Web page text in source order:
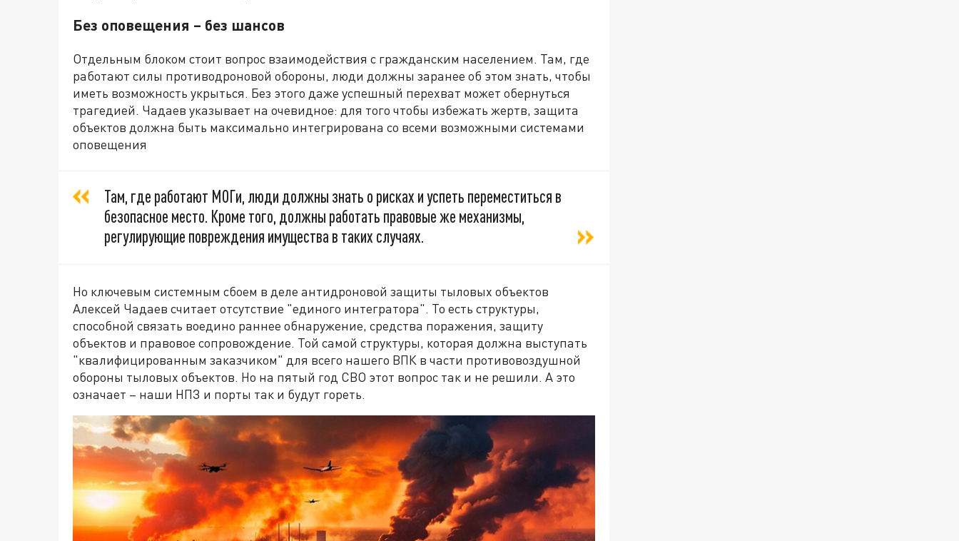
Без оповещения – без шансов
Отдельным блоком стоит вопрос взаимодействия с гражданским населением. Там, где
работают силы противодроновой обороны, люди должны заранее об этом знать, чтобы
иметь возможность укрыться. Без этого даже успешный перехват может обернуться
трагедией. Чадаев указывает на очевидное: для того чтобы избежать жертв, защита
объектов должна быть максимально интегрирована со всеми возможными системами
оповещения
Там, где работают МОГи, люди должны знать о рисках и успеть переместиться в
безопасное место. Кроме того, должны работать правовые же механизмы,
регулирующие повреждения имущества в таких случаях.
Но ключевым системным сбоем в деле антидроновой защиты тыловых объектов
Алексей Чадаев считает отсутствие "единого интегратора". То есть структуры,
способной связать воедино раннее обнаружение, средства поражения, защиту
объектов и правовое сопровождение. Той самой структуры, которая должна выступать
"квалифицированным заказчиком" для всего нашего ВПК в части противовоздушной
обороны тыловых объектов. Но на пятый год СВО этот вопрос так и не решили. А это
означает – наши НПЗ и порты так и будут гореть.